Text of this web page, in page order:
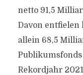
netto 91,5
Davon entfielen
allein 68,5
Publikumsfonds
Rekordjahr